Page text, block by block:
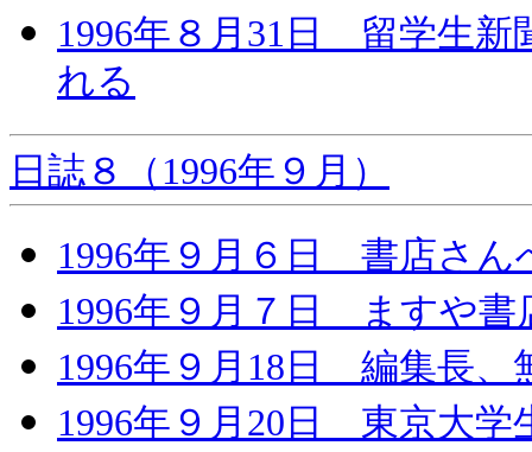
1996年８月31日 留学生新
れる
日誌８（1996年９月）
1996年９月６日 書店さ
1996年９月７日 ますや書
1996年９月18日 編集長、
1996年９月20日 東京大学